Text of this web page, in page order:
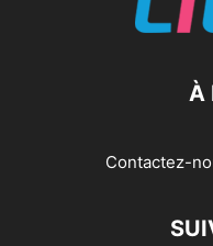
À
Contactez-